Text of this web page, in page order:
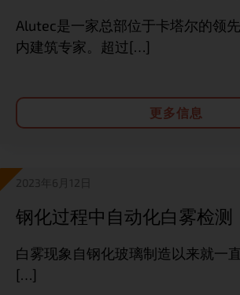
Alutec是一家总部位于卡塔尔的领
内建筑专家。超过[…]
更多信息
2023年6月12日
钢化过程中自动化白雾检测
白雾现象自钢化玻璃制造以来就一
[…]